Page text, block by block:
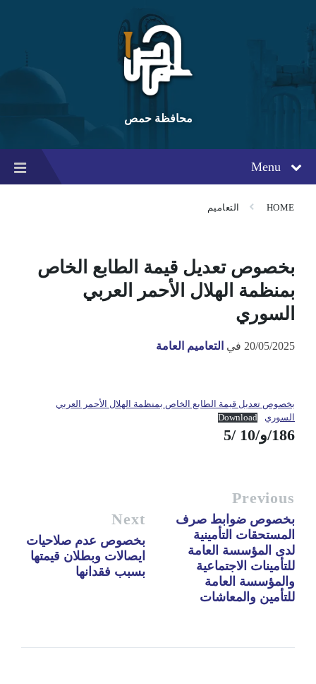
content
main
navigation
footer
محافظة حمص
Menu
HOME التعاميم
بخصوص تعديل قيمة الطابع الخاص
بمنظمة الهلال الأحمر العربي
السوري
20/05/2025 في التعاميم العامة
بخصوص تعديل قيمة الطابع الخاص بمنظمة الهلال الأحمر العربي
السوري
Download
186/و/10 /5
Previous
بخصوص ضوابط صرف
المستحقات التأمينية
لدى المؤسسة العامة
للتأمينات الاجتماعية
والمؤسسة العامة
للتأمين والمعاشات
Next
بخصوص عدم صلاحيات
ايصالات وبطلان قيمتها
بسبب فقدانها